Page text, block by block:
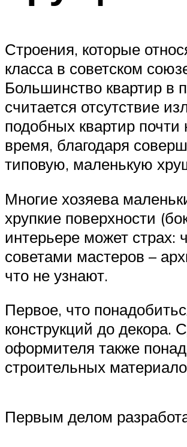
Строения, которые
класса в советском
Большинство квартир в
считается отсутствие
подобных квартир
время, благодаря
типовую, маленькую
Многие хозяева
хрупкие поверхности
интерьере может страх:
советами мастеров –
что не узнают.
Первое, что
конструкций до
оформителя также
строительных
Первым делом